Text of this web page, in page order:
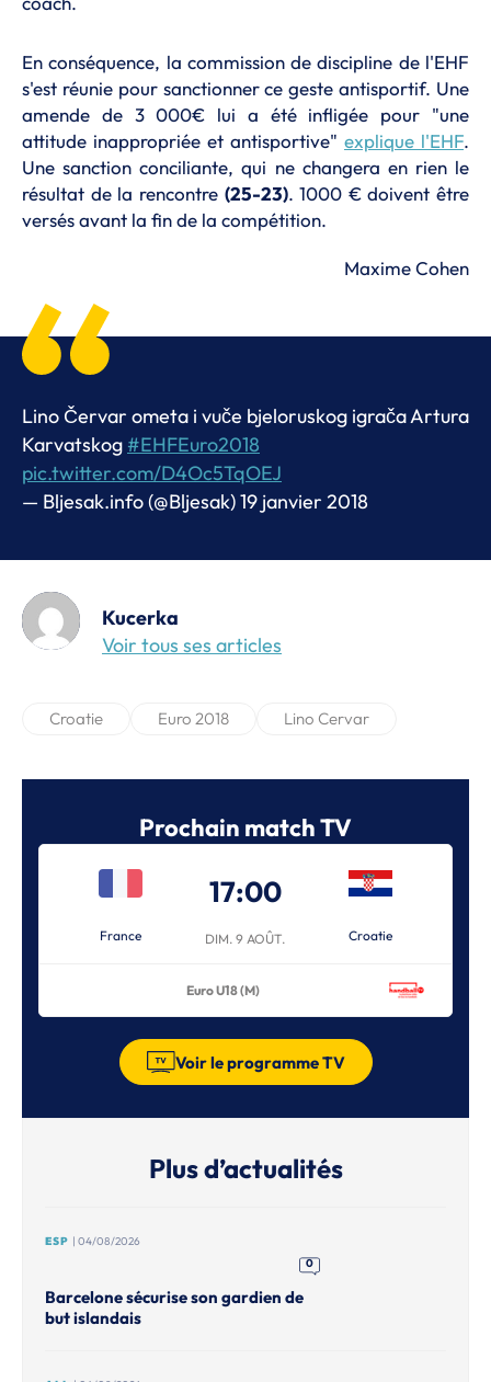
En conséquence, la commission de discipline de l'EHF
s'est réunie pour sanctionner ce geste antisportif. Une
amende de 3 000€ lui a été infligée pour "une
attitude inappropriée et antisportive" explique l'EHF.
Une sanction conciliante, qui ne changera en rien le
résultat de la rencontre (25-23). 1000 € doivent être
versés avant la fin de la compétition.
Maxime Cohen
Lino Červar ometa i vuče bjeloruskog igrača Artura
Karvatskog #EHFEuro2018
pic.twitter.com/D4Oc5TqOEJ
— Bljesak.info (@Bljesak)19 janvier 2018
Kucerka
Voir tous ses articles
Croatie Euro 2018 Lino Cervar
Prochain match TV
France
17:00
DIM. 9 AOÛT. Croatie
Euro U18 (M)
Voir le programme TV
Plus d’actualités
ESP | 04/08/2026
0
Barcelone sécurise son gardien de
but islandais